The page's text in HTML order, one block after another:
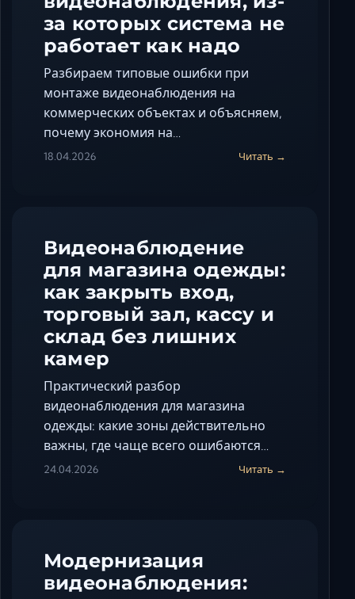
за которых система не
работает как надо
Разбираем типовые ошибки при
монтаже видеонаблюдения на
коммерческих объектах и объясняем,
почему экономия на…
18.04.2026 Читать →
Видеонаблюдение
для магазина одежды:
как закрыть вход,
торговый зал, кассу и
склад без лишних
камер
Практический разбор
видеонаблюдения для магазина
одежды: какие зоны действительно
важны, где чаще всего ошибаются…
24.04.2026 Читать →
Модернизация
видеонаблюдения: